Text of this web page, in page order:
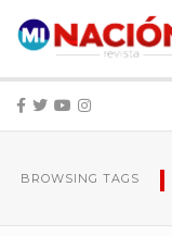
BROWSING TAGS